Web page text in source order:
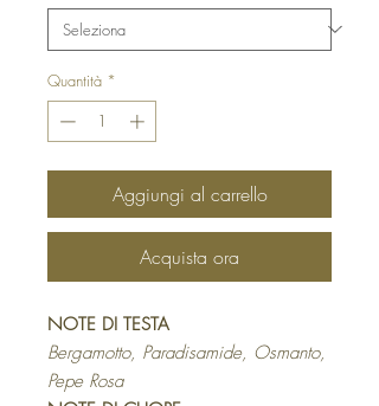
Quantità *
Aggiungi al carrello
Acquista ora
NOTE DI TESTA
Bergamotto, Paradisamide, Osmanto,
Pepe Rosa